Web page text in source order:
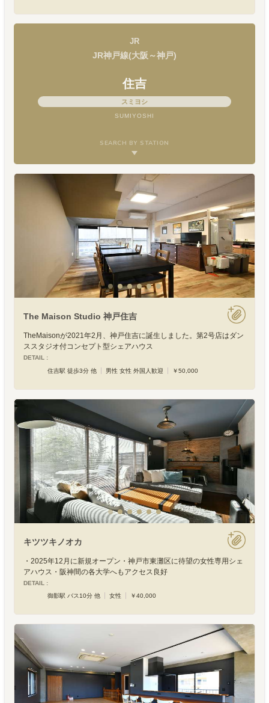
JR
JR神戸線(大阪～神戸)
住吉
スミヨシ
SUMIYOSHI
SEARCH BY STATION
The Maison Studio 神戸住吉
TheMaisonが2021年2月、神戸住吉に誕生しました。第2号店はダン
ススタジオ付コンセプト型シェアハウス
DETAIL :
住吉駅 徒歩3分 他
男性 女性 外国人歓迎 ￥50,000
キツツキノオカ
・2025年12月に新規オープン・神戸市東灘区に待望の女性専用シェ
アハウス・阪神間の各大学へもアクセス良好
DETAIL :
御影駅 バス10分 他
女性 ￥40,000